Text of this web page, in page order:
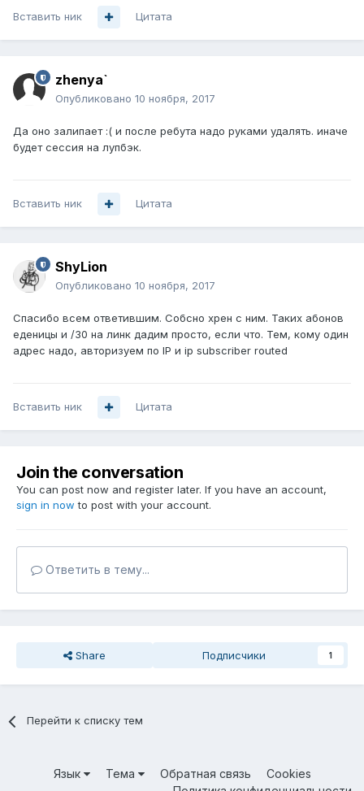
Вставить ник Цитата
zhenya`
Опубликовано 10 ноября, 2017
Да оно залипает :( и после ребута надо руками удалять. иначе
будет сессия на лупбэк.
Вставить ник Цитата
ShyLion
Опубликовано 10 ноября, 2017
Спасибо всем ответившим. Собсно хрен с ним. Таких абонов
еденицы и /30 на линк дадим просто, если что. Тем, кому один
адрес надо, авторизуем по IP и ip subscriber routed
Вставить ник Цитата
Join the conversation
You can post now and register later. If you have an account,
sign in now to post with your account.
Ответить в тему...
Share Подписчики 1
Перейти к списку тем
Язык Тема Обратная связь
Cookies